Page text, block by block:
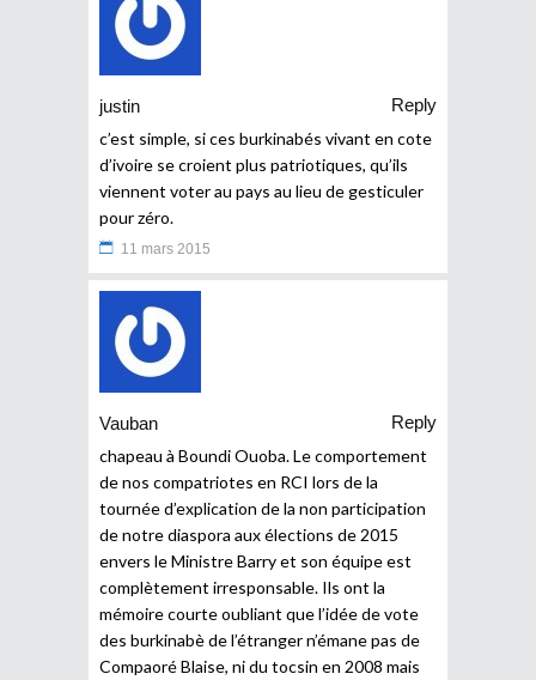
justin
Reply
c’est simple, si ces burkinabés vivant en cote
d’ivoire se croient plus patriotiques, qu’ils
viennent voter au pays au lieu de gesticuler
pour zéro.
11 mars 2015
Vauban
Reply
chapeau à Boundi Ouoba. Le comportement
de nos compatriotes en RCI lors de la
tournée d’explication de la non participation
de notre diaspora aux élections de 2015
envers le Ministre Barry et son équipe est
complètement irresponsable. Ils ont la
mémoire courte oubliant que l’idée de vote
des burkinabè de l’étranger n’émane pas de
Compaoré Blaise, ni du tocsin en 2008 mais